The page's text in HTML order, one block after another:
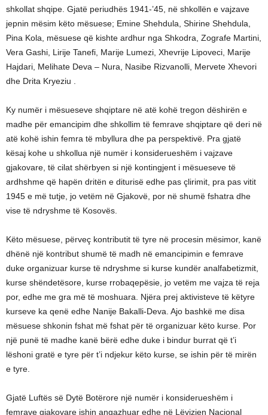
shkollat shqipe. Gjatë periudhës 1941-’45, në shkollën e vajzave
jepnin mësim këto mësuese; Emine Shehdula, Shirine Shehdula,
Pina Kola, mësuese që kishte ardhur nga Shkodra, Zografe Martini,
Vera Gashi, Lirije Tanefi, Marije Lumezi, Xhevrije Lipoveci, Marije
Hajdari, Melihate Deva – Nura, Nasibe Rizvanolli, Mervete Xhevori
dhe Drita Kryeziu .
Ky numër i mësueseve shqiptare në atë kohë tregon dëshirën e
madhe për emancipim dhe shkollim të femrave shqiptare që deri në
atë kohë ishin femra të mbyllura dhe pa perspektivë. Pra gjatë
kësaj kohe u shkollua një numër i konsiderueshëm i vajzave
gjakovare, të cilat shërbyen si një kontingjent i mësueseve të
ardhshme që hapën dritën e diturisë edhe pas çlirimit, pra pas vitit
1945 e më tutje, jo vetëm në Gjakovë, por në shumë fshatra dhe
vise të ndryshme të Kosovës.
Këto mësuese, përveç kontributit të tyre në procesin mësimor, kanë
dhënë një kontribut shumë të madh në emancipimin e femrave
duke organizuar kurse të ndryshme si kurse kundër analfabetizmit,
kurse shëndetësore, kurse rrobaqepësie, jo vetëm me vajza të reja
por, edhe me gra më të moshuara. Njëra prej aktivisteve të këtyre
kurseve ka qenë edhe Nanije Bakalli-Deva. Ajo bashkë me disa
mësuese shkonin fshat më fshat për të organizuar këto kurse. Por
një punë të madhe kanë bërë edhe duke i bindur burrat që t’i
lëshoni gratë e tyre për t’i ndjekur këto kurse, se ishin për të mirën
e tyre.
Gjatë Luftës së Dytë Botërore një numër i konsiderueshëm i
femrave gjakovare ishin angazhuar edhe në Lëvizjen Nacional